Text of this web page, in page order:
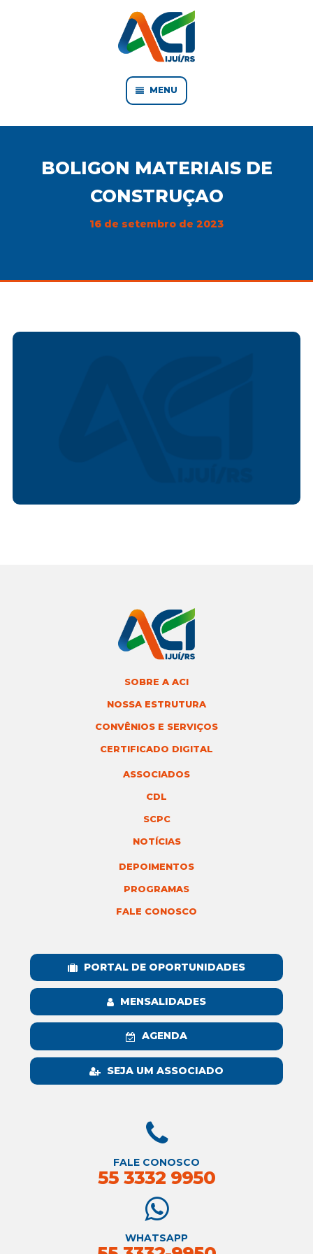
MENU
BOLIGON MATERIAIS DE
CONSTRUÇAO
16 de setembro de 2023
SOBRE A ACI
NOSSA ESTRUTURA
CONVÊNIOS E SERVIÇOS
CERTIFICADO DIGITAL
ASSOCIADOS
CDL
SCPC
NOTÍCIAS
DEPOIMENTOS
PROGRAMAS
FALE CONOSCO
PORTAL DE OPORTUNIDADES
MENSALIDADES
AGENDA
SEJA UM ASSOCIADO
FALE CONOSCO
55 3332 9950
WHATSAPP